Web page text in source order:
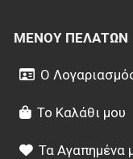
ΜΕΝΟΎ ΠΕΛΑΤΏΝ
Ο
Το Καλάθι μου
Τα Αγαπημένα